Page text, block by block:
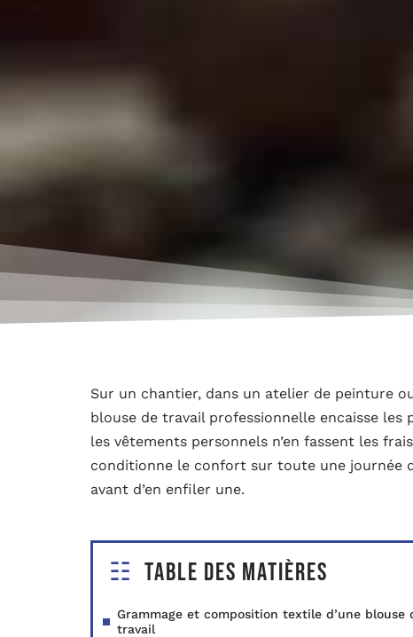
Sur un chantier, dans un atelier de peinture
blouse de travail professionnelle encaisse
les vêtements personnels n’en fassent les
conditionne le confort sur toute une journée
avant d’en enfiler une.
Table des matières
Grammage et composition textile d’une blouse
travail